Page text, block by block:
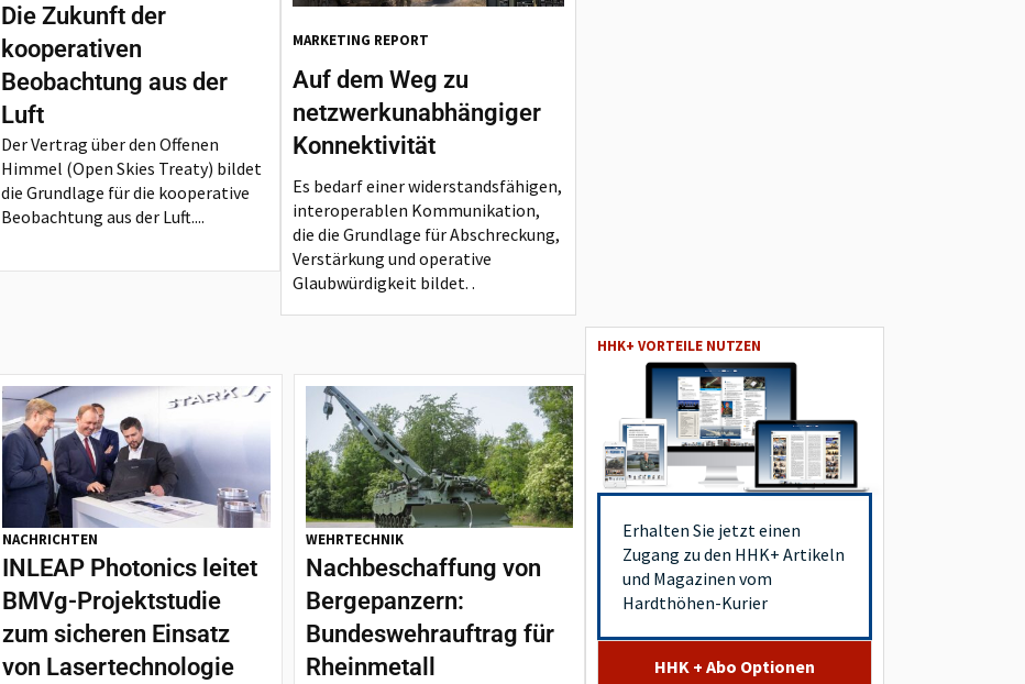
Die Zukunft der
kooperativen
Beobachtung aus der
Luft
Der Vertrag über den Offenen
Himmel (Open Skies Treaty) bildet
die Grundlage für die kooperative
Beobachtung aus der Luft....
MARKETING REPORT
Auf dem Weg zu
netzwerkunabhängiger
Konnektivität
Es bedarf einer widerstandsfähigen,
interoperablen Kommunikation,
die die Grundlage für Abschreckung,
Verstärkung und operative
Glaubwürdigkeit bildet. .
NACHRICHTEN
INLEAP Photonics leitet
BMVg-Projektstudie
zum sicheren Einsatz
von Lasertechnologie
WEHRTECHNIK
Nachbeschaffung von
Bergepanzern:
Bundeswehrauftrag für
Rheinmetall
HHK+ VORTEILE NUTZEN
Erhalten Sie jetzt einen
Zugang zu den HHK+ Artikeln
und Magazinen vom
Hardthöhen-Kurier
HHK + Abo Optionen